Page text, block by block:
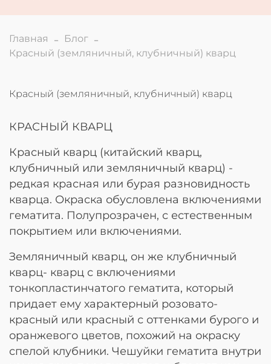
Главная
Блог
Красный (земляничный, клубничный) кварц
Красный (земляничный, клубничный) кварц
КРАСНЫЙ КВАРЦ
Красный кварц (китайский кварц,
клубничный или земляничный кварц) -
редкая красная или бурая разновидность
кварца. Окраска обусловлена включениями
гематита. Полупрозрачен, с естественным
покрытием или включениями.
Земляничный кварц, он же клубничный
кварц- кварц с включениями
тонкопластинчатого гематита, который
придает ему характерный розовато-
красный или красный с оттенками бурого и
оранжевого цветов, похожий на окраску
спелой клубники. Чешуйки гематита внутри